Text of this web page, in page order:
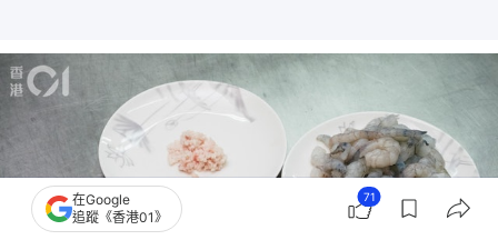
在Google
追蹤《香港01》
71